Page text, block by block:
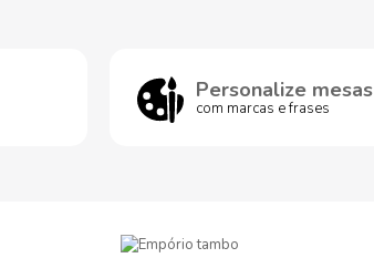
Personalize mesas
com marcas e frases